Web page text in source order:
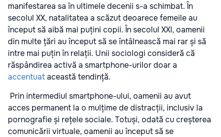
manifestarea sa în ultimele decenii s-a schimbat. În
secolul XX, natalitatea a scăzut deoarece femeile au
început să aibă mai puțini copii. În secolul XXI, oamenii
din multe țări au început să se întâlnească mai rar și să
intre mai puțin în relații. Unii sociologi consideră că
răspândirea activă a smartphone-urilor doar a
accentuataceastă tendință.
Prin intermediul smartphone-ului, oamenii au avut
acces permanent la o mulțime de distracții, inclusiv la
pornografie și rețele sociale. Totuși, odată cu creșterea
comunicării virtuale, oamenii au început să se